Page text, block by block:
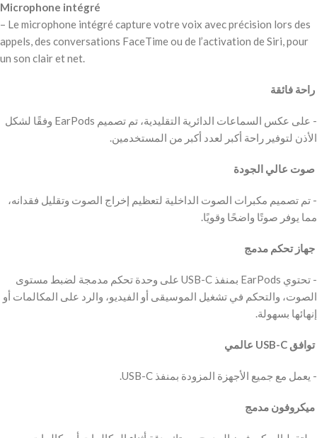
Microphone intégré
– Le microphone intégré capture votre voix avec précision lors des
appels, des conversations FaceTime ou de l’activation de Siri, pour
un son clair et net.
‫ راحة فائقة
‫- على عكس السماعات الدائرية التقليدية، تم تصميم EarPods وفقًا لشكل
الأذن لتوفير راحة أكبر لعدد أكبر من المستخدمين.
‫ صوت عالي الجودة
‫- تم تصميم مكبرات الصوت الداخلية لتعظيم إخراج الصوت وتقليل فقدانه،
مما يوفر صوتًا واضحًا وقويًا.
‫ جهاز تحكم مدمج
‫- تحتوي EarPods بمنفذ USB-C على وحدة تحكم مدمجة لضبط مستوى
الصوت، والتحكم في تشغيل الموسيقى أو الفيديو، والرد على المكالمات أو
إنهائها بسهولة.
‫ توافق USB-C عالمي
‫- يعمل مع جميع الأجهزة المزودة بمنفذ USB-C.
‫ ميكروفون مدمج